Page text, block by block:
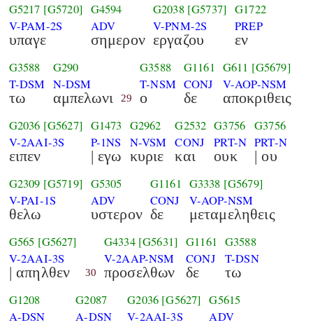
G5217 [G5720]
V-PAM-2S
υπαγε
G4594
ADV
σημερον
G2038 [G5737]
V-PNM-2S
εργαζου
G1722
PREP
εν
G3588
T-DSM
τω
G290
N-DSM
αμπελωνι 29
G3588
T-NSM
ο
G1161
CONJ
δε
G611 [G5679]
V-AOP-NSM
αποκριθεις
G2036 [G5627]
V-2AAI-3S
ειπεν
G1473
P-1NS
| εγω
G2962
N-VSM
κυριε
G2532
CONJ
και
G3756
PRT-N
ουκ
G3756
PRT-N
| ου
G2309 [G5719]
V-PAI-1S
θελω
G5305
ADV
υστερον
G1161
CONJ
δε
G3338 [G5679]
V-AOP-NSM
μεταμεληθεις
G565 [G5627]
V-2AAI-3S
| απηλθεν 30
G4334 [G5631]
V-2AAP-NSM
προσελθων
G1161
CONJ
δε
G3588
T-DSN
τω
G1208
A-DSN
G2087
A-DSN
G2036 [G5627]
V-2AAI-3S
G5615
ADV